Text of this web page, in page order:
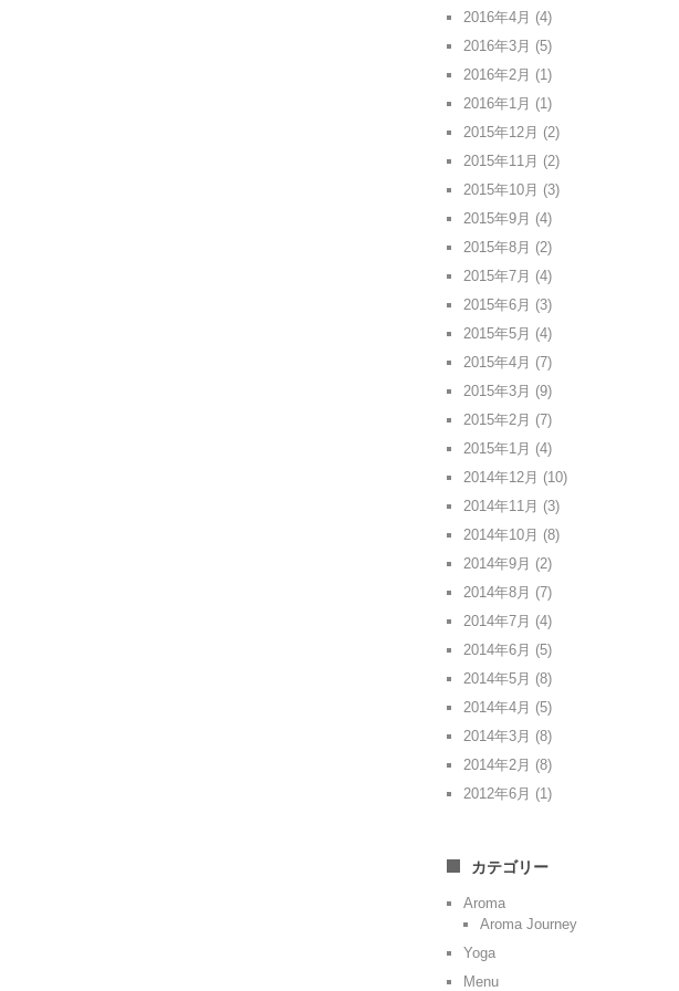
2016年4月 (4)
2016年3月 (5)
2016年2月 (1)
2016年1月 (1)
2015年12月 (2)
2015年11月 (2)
2015年10月 (3)
2015年9月 (4)
2015年8月 (2)
2015年7月 (4)
2015年6月 (3)
2015年5月 (4)
2015年4月 (7)
2015年3月 (9)
2015年2月 (7)
2015年1月 (4)
2014年12月 (10)
2014年11月 (3)
2014年10月 (8)
2014年9月 (2)
2014年8月 (7)
2014年7月 (4)
2014年6月 (5)
2014年5月 (8)
2014年4月 (5)
2014年3月 (8)
2014年2月 (8)
2012年6月 (1)
カテゴリー
Aroma
Aroma Journey
Yoga
Menu